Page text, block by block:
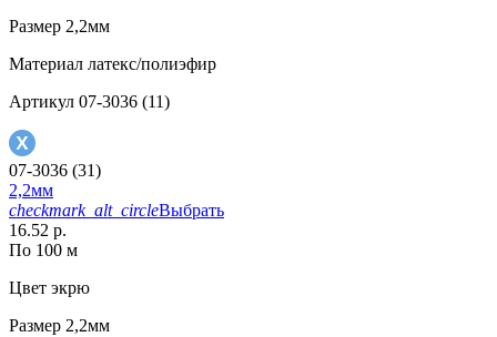
Размер 2,2мм
Материал латекс/полиэфир
Артикул 07-3036 (11)
07-3036 (31)
2,2мм
checkmark_alt_circleВыбрать
16.52 р.
По 100 м
Цвет экрю
Размер 2,2мм